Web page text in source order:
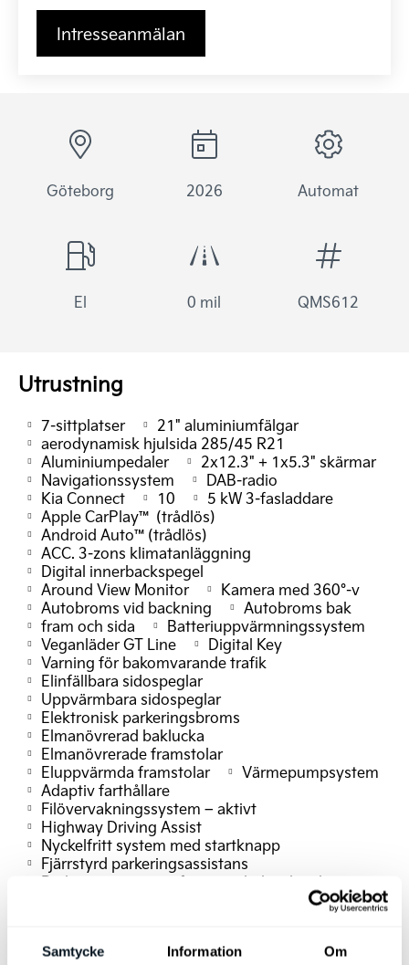
Samtycke Information Om
Intresseanmälan
Göteborg 2026 Automat
El 0 mil QMS612
Utrustning
7-sittplatser
21" aluminiumfälgar
aerodynamisk hjulsida 285/45 R21
Aluminiumpedaler
2x12.3" + 1x5.3" skärmar
Navigationssystem
DAB-radio
Kia Connect
10
5 kW 3-fasladdare
Apple CarPlay™ (trådlös)
Android Auto™(trådlös)
ACC. 3-zons klimatanläggning
Digital innerbackspegel
Around View Monitor
Kamera med 360°-v
Autobroms vid backning
Autobroms bak
fram och sida
Batteriuppvärmningssystem
Veganläder GT Line
Digital Key
Varning för bakomvarande trafik
Elinfällbara sidospeglar
Uppvärmbara sidospeglar
Elektronisk parkeringsbroms
Elmanövrerad baklucka
Elmanövrerade framstolar
Eluppvärmda framstolar
Värmepumpsystem
Adaptiv farthållare
Filövervakningssystem – aktivt
Highway Driving Assist
Nyckelfritt system med startknapp
Fjärrstyrd parkeringsassistans
Parkeringssensorer fram
bak och sida
Rattpaddlar bromsenergiåtervinning